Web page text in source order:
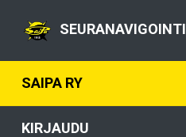
SEURANAVIGOINTI
SAIPA RY
KIRJAUDU